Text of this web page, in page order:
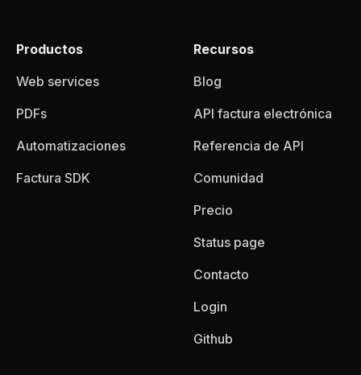
Productos
Web services
PDFs
Automatizaciones
Factura SDK
Recursos
Blog
API factura electrónica
Referencia de API
Comunidad
Precio
Status page
Contacto
Login
Github